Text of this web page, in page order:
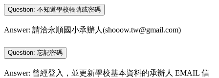
Question: 不知道學校帳號或密碼
Answer: 請洽永順國小承辦人(shooow.tw@gmail.com)
Question: 忘記密碼
Answer: 曾經登入，並更新學校基本資料的承辦人 EMAIL 信